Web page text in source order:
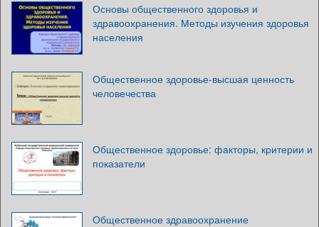
Основы общественного здоровья и
здравоохранения. Методы изучения здоровья
населения
Общественное здоровье-высшая ценность
человечества
Общественное здоровье: факторы, критерии и
показатели
Общественное здравоохранение